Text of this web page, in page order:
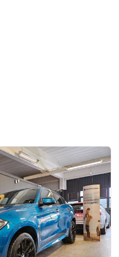
Bildgalleri